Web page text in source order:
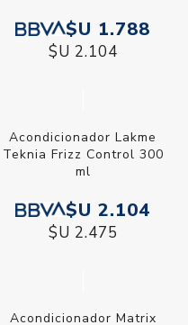
$U 1.788
$U 2.104
Acondicionador Lakme
Teknia Frizz Control 300
ml
$U 2.104
$U 2.475
Acondicionador Matrix